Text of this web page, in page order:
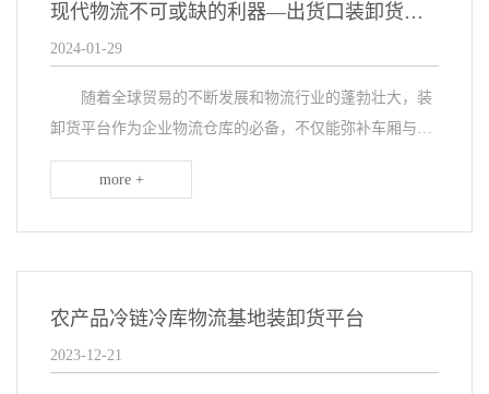
现代物流不可或缺的利器—出货口装卸货平台
2024-01-29
随着全球贸易的不断发展和物流行业的蓬勃壮大，装
卸货平台作为企业物流仓库的必备，不仅能弥补车厢与月
台之间的差距，而且能提高货物处理效率、保障供应链畅
通。以下详细阐述平台的重要功效。 出货口平
more +
农产品冷链冷库物流基地装卸货平台
2023-12-21